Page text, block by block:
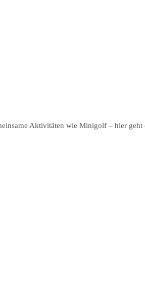
Aktivitäten wie Minigolf – hier geht